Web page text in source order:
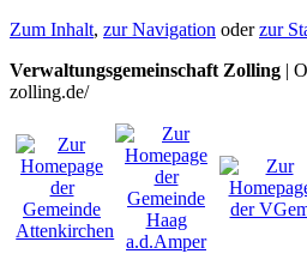
Zum Inhalt, zur Navigation oderzur
Verwaltungsgemeinschaft Zolling |
zolling.de/